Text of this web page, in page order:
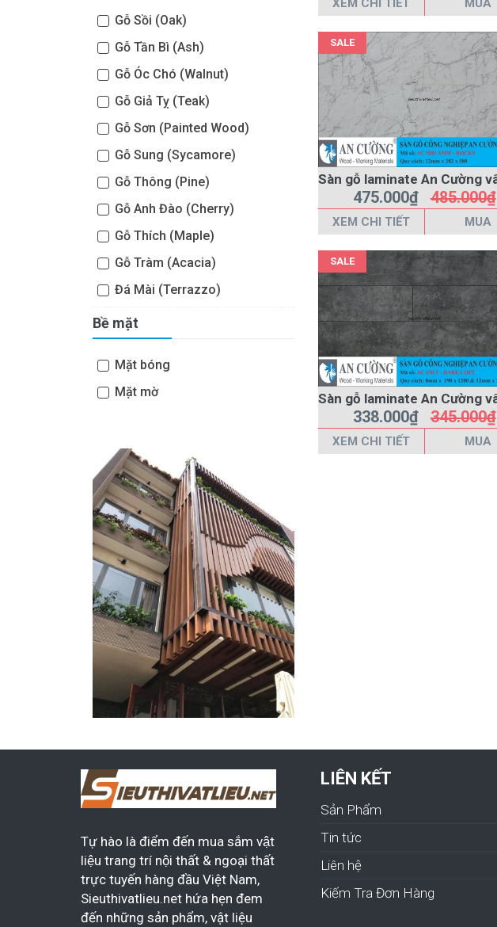
Gỗ Sồi (Oak)
Gỗ Tần Bì (Ash)
Gỗ Óc Chó (Walnut)
Gỗ Giả Tỵ (Teak)
Gỗ Sơn (Painted Wood)
Gỗ Sung (Sycamore)
Gỗ Thông (Pine)
Gỗ Anh Đào (Cherry)
Gỗ Thích (Maple)
Gỗ Tràm (Acacia)
Đá Mài (Terrazzo)
Bề mặt
Mặt bóng
Mặt mờ
XEM CHI TIẾT MUA
SALE
475.000₫485.000₫
XEM CHI TIẾT MUA
SALE
338.000₫345.000₫
XEM CHI TIẾT MUA
Tự hào là điểm đến mua sắm vật
liệu trang trí nội thất & ngoại thất
trực tuyến hàng đầu Việt Nam,
Sieuthivatlieu.net hứa hẹn đem
đến những sản phẩm, vật liệu
LIÊN KẾT
Sản Phẩm
Tin tức
Liên hệ
Kiếm Tra Đơn Hàng